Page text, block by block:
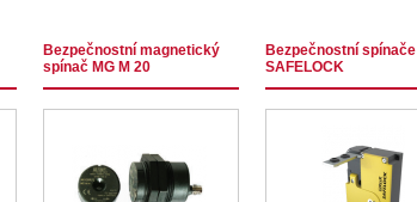
Bezpečnostní magnetický
spínač MG M 20
Bezpečnostní spínače
SAFELOCK